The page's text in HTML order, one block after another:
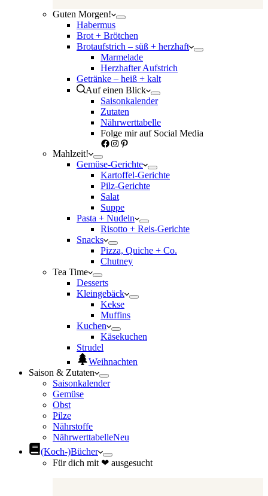
Guten Morgen!
Habermus
Brot + Brötchen
Brotaufstrich – süß + herzhaft
Marmelade
Herzhafter Aufstrich
Getränke – heiß + kalt
Auf einen Blick
Saisonkalender
Zutaten
Nährwerttabelle
Folge mir auf Social Media
Facebook
Instagram
Pinterest
Mahlzeit!
Gemüse-Gerichte
Kartoffel-Gerichte
Pilz-Gerichte
Salat
Suppe
Pasta + Nudeln
Risotto + Reis-Gerichte
Snacks
Pizza, Quiche + Co.
Chutney
Tea Time
Desserts
Kleingebäck
Kekse
Muffins
Kuchen
Käsekuchen
Strudel
Weihnachten
Saison & Zutaten
Saisonkalender
Gemüse
Obst
Pilze
Nährstoffe
NährwerttabelleNeu
(Koch-)Bücher
Für dich mit ❤ ausgesucht